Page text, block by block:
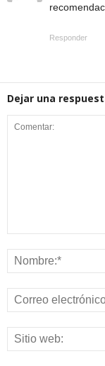
Responder
Dejar una